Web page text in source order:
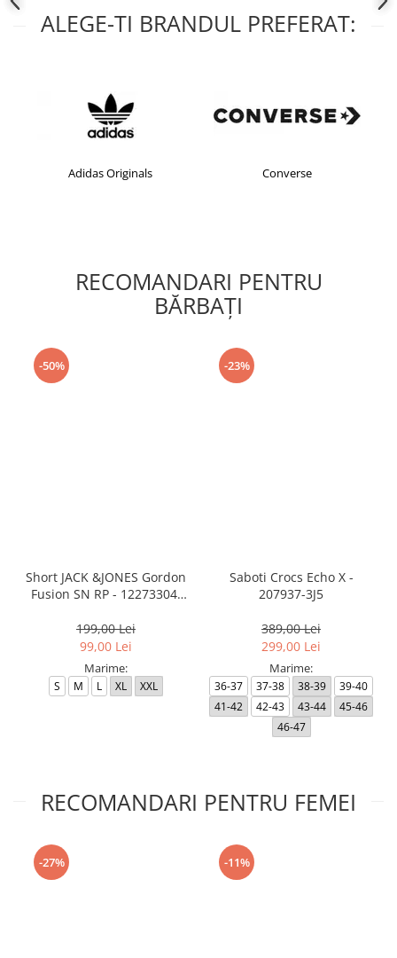
ALEGE-TI BRANDUL PREFERAT:
Adidas Originals Converse
RECOMANDARI PENTRU
BĂRBAŢI
-50%
Short JACK &JONES Gordon
Fusion SN RP - 12273304-
199,00 Lei
99,00 Lei
Marime:
S M L XL XXL
-23%
Saboti Crocs Echo X -
207937-3J5
389,00 Lei
299,00 Lei
Marime:
36-37 37-38 38-39
39-40
41-42
42-43 43-44
45-46
46-47
RECOMANDARI PENTRU FEMEI
-27% -11%